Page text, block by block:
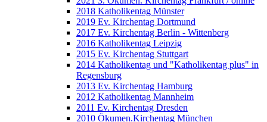
2018 Katholikentag Münster
2019 Ev. Kirchentag Dortmund
2017 Ev. Kirchentag Berlin - Wittenberg
2016 Katholikentag Leipzig
2015 Ev. Kirchentag Stuttgart
2014 Katholikentag und "Katholikentag plus" in
Regensburg
2013 Ev. Kirchentag Hamburg
2012 Katholikentag Mannheim
2011 Ev. Kirchentag Dresden
2010 Ökumen.Kirchentag München